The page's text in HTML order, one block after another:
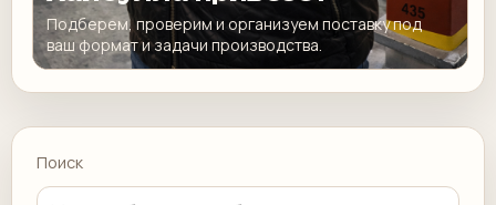
Подберем, проверим и организуем поставку под
ваш формат и задачи производства.
Поиск